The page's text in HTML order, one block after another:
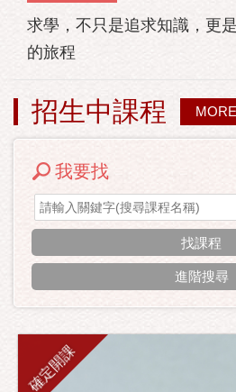
求學，不只是追求知識，更
的旅程
招生中課程 MORE
我要找
進階搜尋
確定開課